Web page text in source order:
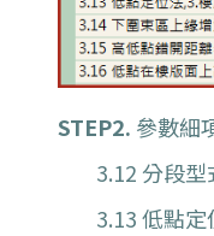
STEP2. 參數細
3.12 分段型
3.13 低點定